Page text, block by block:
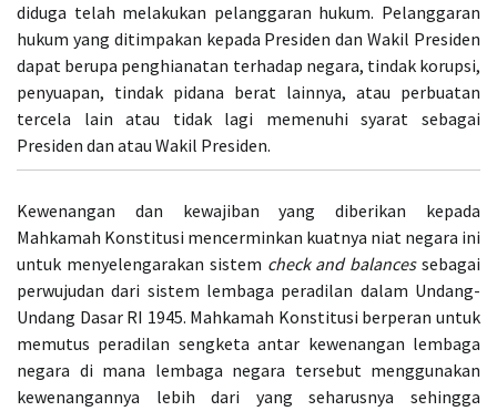
diduga telah melakukan pelanggaran hukum. Pelanggaran
hukum yang ditimpakan kepada Presiden dan Wakil Presiden
dapat berupa penghianatan terhadap negara, tindak korupsi,
penyuapan, tindak pidana berat lainnya, atau perbuatan
tercela lain atau tidak lagi memenuhi syarat sebagai
Presiden dan atau Wakil Presiden.
Kewenangan dan kewajiban yang diberikan kepada
Mahkamah Konstitusi mencerminkan kuatnya niat negara ini
untuk menyelengarakan sistem check and balancessebagai
perwujudan dari sistem lembaga peradilan dalam Undang-
Undang Dasar RI 1945. Mahkamah Konstitusi berperan untuk
memutus peradilan sengketa antar kewenangan lembaga
negara di mana lembaga negara tersebut menggunakan
kewenangannya lebih dari yang seharusnya sehingga